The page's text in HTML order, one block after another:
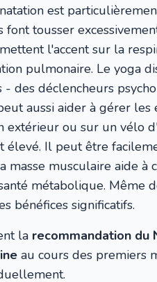
est
tousser
l'accent sur la
pulmonaire. Le yoga
des déclencheurs
aussi aider à gérer les
extérieur ou sur un vélo
élevé. Il peut être
masse musculaire aide
métabolique. Même
bénéfices significatifs.
la recommandation du
au cours des premiers